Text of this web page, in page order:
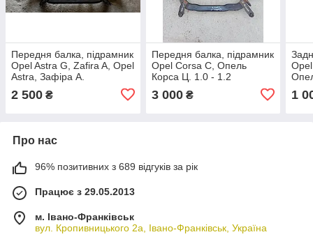
Передня балка, підрамник
Opel Astra G, Zafira A, Opel
Astra, Зафіра А.
2 500 ₴
Передня балка, підрамник
Opel Corsa C, Опель
Корса Ц. 1.0 - 1.2
3 000₴ 1
Про нас
96% позитивних з 689 відгуків за рік
Працює з 29.05.2013
м. Івано-Франківськ
вул. Кропивницького 2а, Івано-Франківськ, Україна